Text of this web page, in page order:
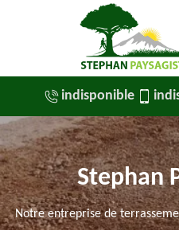
indisponible
Stephan
Notre entreprise de